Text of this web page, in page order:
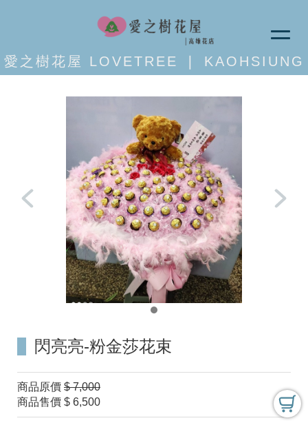
愛之樹花屋 LOVETREE ❘ KAOHSIUNG
閃亮亮-粉金莎花束
商品原價 $ 7,000
商品售價 $ 6,500